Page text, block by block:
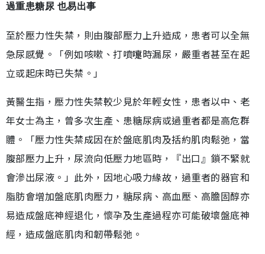
過重患糖尿 也易出事
至於壓力性失禁，則由腹部壓力上升造成，患者可以全無
急尿感覺。「例如咳嗽、打噴嚏時漏尿，嚴重者甚至在起
立或起床時已失禁。」
黃醫生指，壓力性失禁較少見於年輕女性，患者以中、老
年女士為主，曾多次生產、患糖尿病或過重者都是高危群
體。「壓力性失禁成因在於盤底肌肉及括約肌肉鬆弛，當
腹部壓力上升，尿流向低壓力地區時，『出口』鎖不緊就
會滲出尿液。」此外，因地心吸力緣故，過重者的器官和
脂肪會增加盤底肌肉壓力，糖尿病、高血壓、高膽固醇亦
易造成盤底神經退化，懷孕及生產過程亦可能破壞盤底神
經，造成盤底肌肉和韌帶鬆弛。